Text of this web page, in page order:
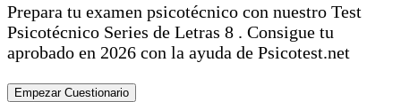
Prepara tu examen psicotécnico con nuestro Test
Psicotécnico Series de Letras 8 . Consigue tu
aprobado en 2026 con la ayuda de Psicotest.net